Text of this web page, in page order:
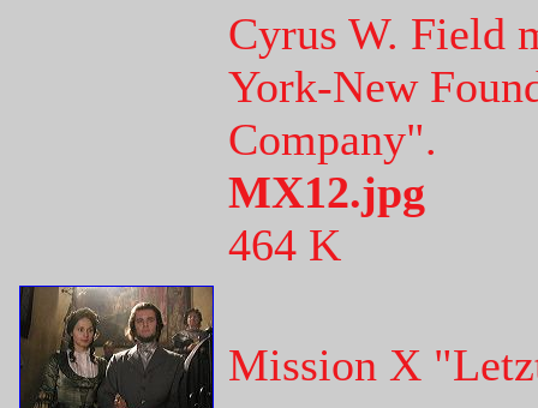
Cyrus W. Field
York-New
Company".
MX12.jpg
464 K
Mission X